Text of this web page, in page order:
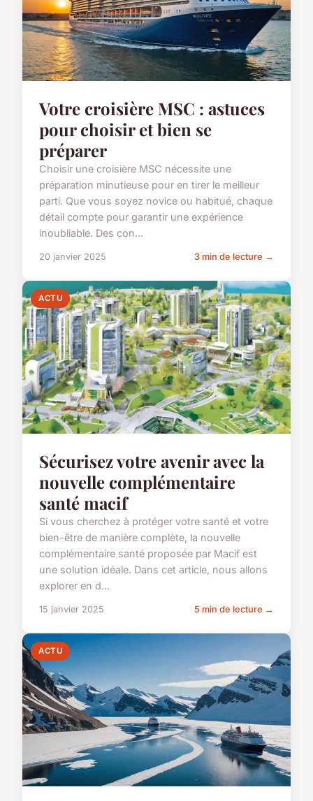
Votre croisière MSC : astuces
pour choisir et bien se
préparer
Choisir une croisière MSC nécessite une
préparation minutieuse pour en tirer le meilleur
parti. Que vous soyez novice ou habitué, chaque
détail compte pour garantir une expérience
inoubliable. Des con...
20 janvier 2025 3 min de lecture →
ACTU
Sécurisez votre avenir avec la
nouvelle complémentaire
santé macif
Si vous cherchez à protéger votre santé et votre
bien-être de manière complète, la nouvelle
complémentaire santé proposée par Macif est
une solution idéale. Dans cet article, nous allons
explorer en d...
15 janvier 2025 5 min de lecture →
ACTU